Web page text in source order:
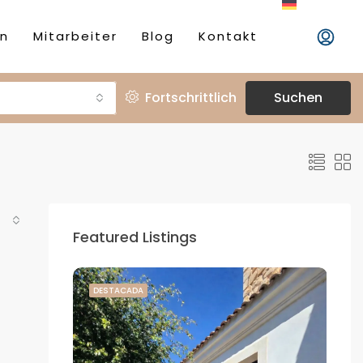
Mitarbeiter Blog Kontakt
Fortschrittlich Suchen
Featured Listings
DESTACADA